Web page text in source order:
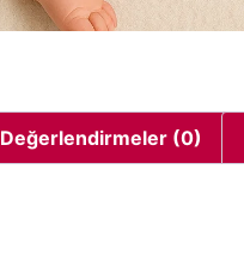
Değerlendirmeler (0)